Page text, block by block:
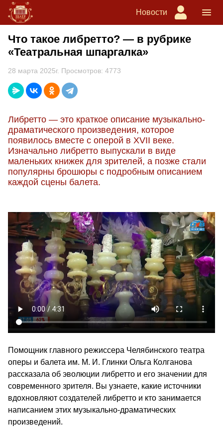
Новости
Что такое либретто? — в рубрике
«Театральная шпаргалка»
28 марта 2025г. Просмотров: 4773
Либретто — это краткое описание музыкально-
драматического произведения, которое
появилось вместе с оперой в XVII веке.
Изначально либретто выпускали в виде
маленьких книжек для зрителей, а позже стали
популярны брошюры с подробным описанием
каждой сцены балета.
Помощник главного режиссера Челябинского театра
оперы и балета им. М. И. Глинки Ольга Колганова
рассказала об эволюции либретто и его значении для
современного зрителя. Вы узнаете, какие источники
вдохновляют создателей либретто и кто занимается
написанием этих музыкально-драматических
произведений.